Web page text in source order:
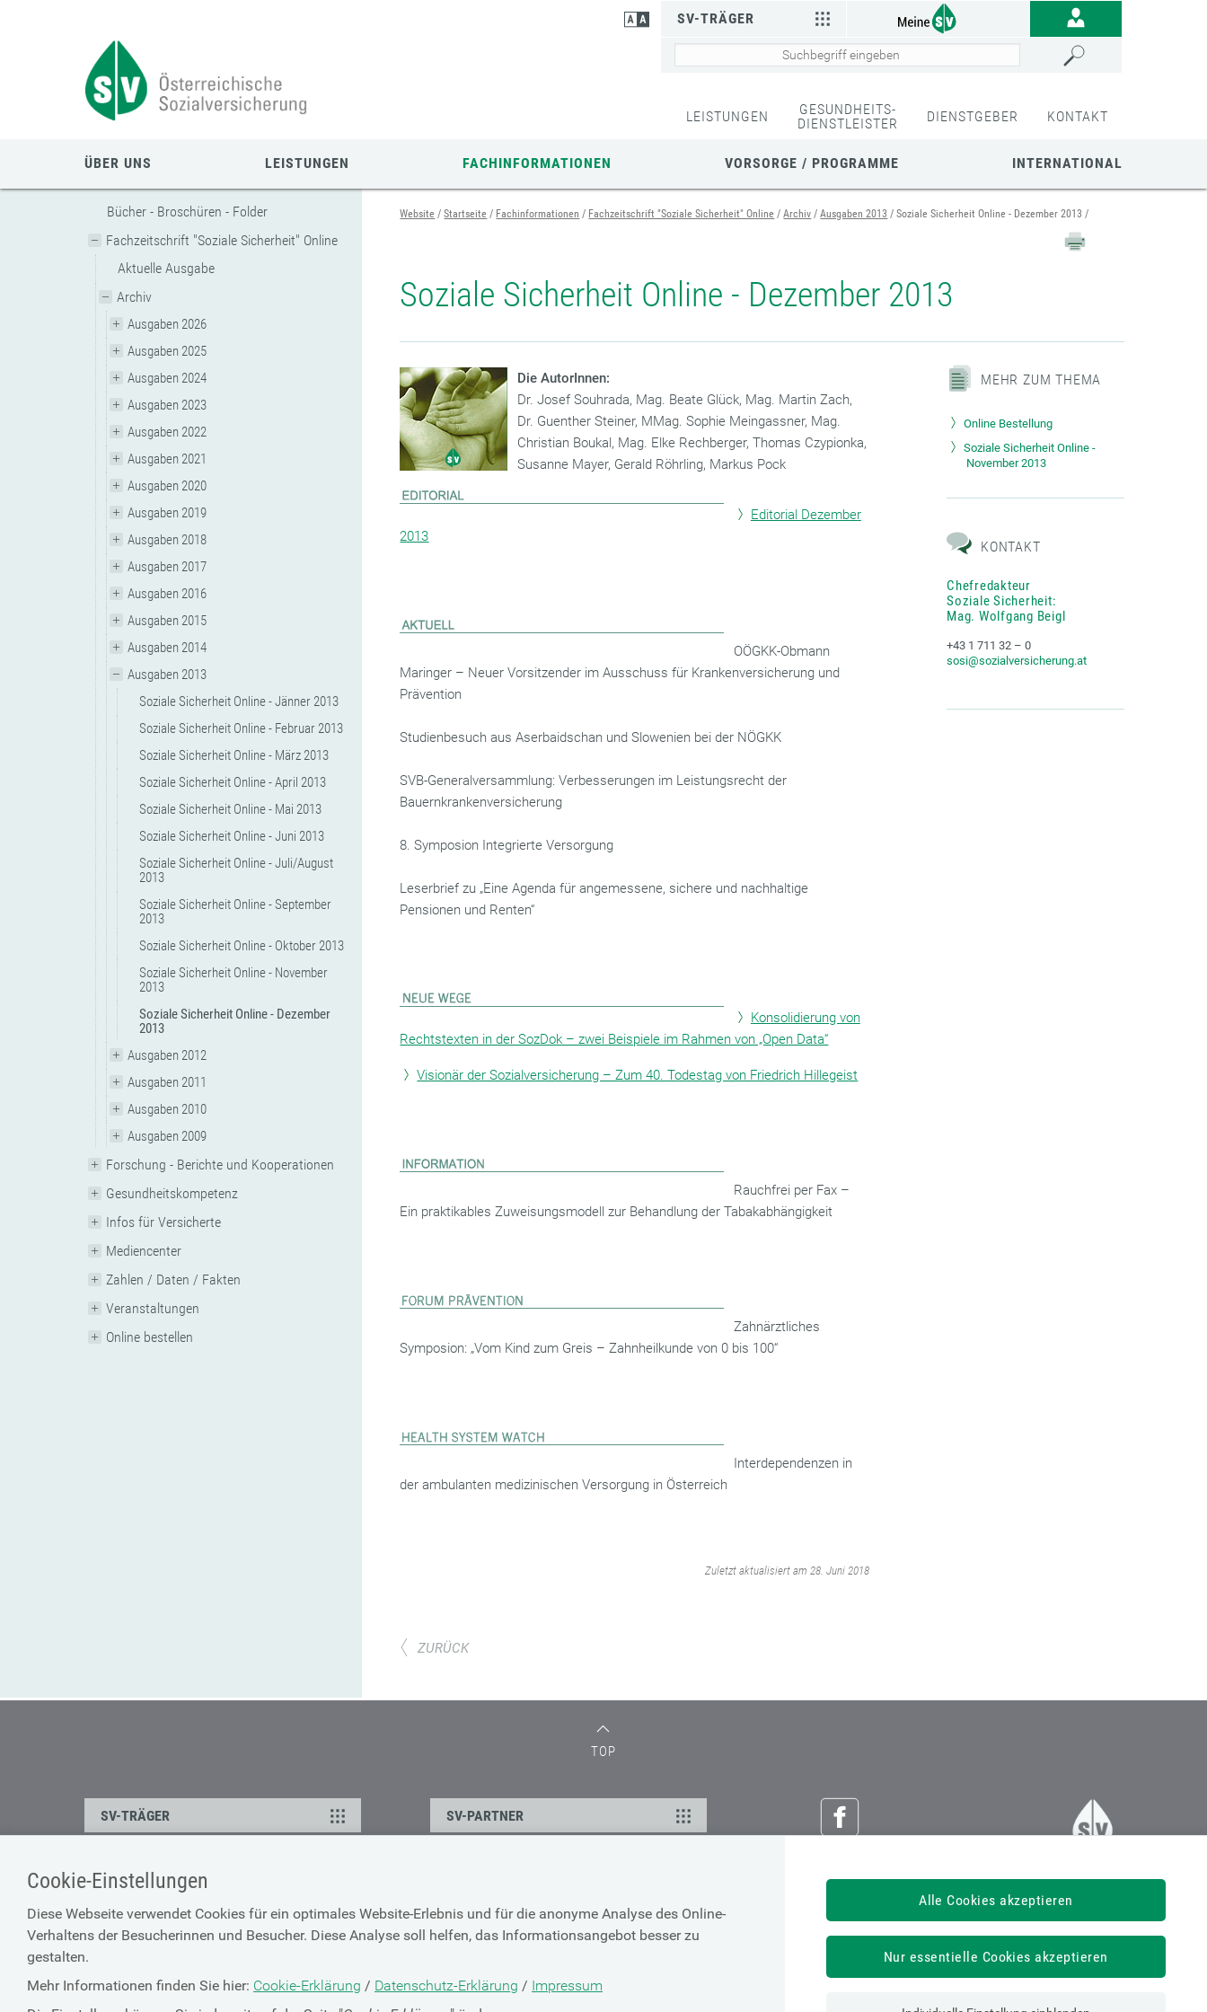
Cookie-Einstellungen
Diese Webseite verwendet Cookies für ein optimales Website-Erlebnis und für die anonyme Analyse des Online-
Verhaltens der Besucherinnen und Besucher. Diese Analyse soll helfen, das Informationsangebot besser zu
gestalten.
Mehr Informationen finden Sie hier: Cookie-Erklärung / Datenschutz-Erklärung / Impressum
Alle Cookies akzeptieren
Nur essentielle Cookies akzeptieren
SV-TRÄGER
LEISTUNGEN
GESUNDHEITS-
DIENSTLEISTER
DIENSTGEBER KONTAKT
ÜBER UNS LEISTUNGEN FACHINFORMATIONEN VORSORGE / PROGRAMME INTERNATIONAL
Bücher - Broschüren - Folder
Fachzeitschrift "Soziale Sicherheit" Online
Aktuelle Ausgabe
Archiv
Ausgaben 2026
Ausgaben 2025
Ausgaben 2024
Ausgaben 2023
Ausgaben 2022
Ausgaben 2021
Ausgaben 2020
Ausgaben 2019
Ausgaben 2018
Ausgaben 2017
Ausgaben 2016
Ausgaben 2015
Ausgaben 2014
Ausgaben 2013
Soziale Sicherheit Online - Jänner 2013
Soziale Sicherheit Online - Februar 2013
Soziale Sicherheit Online - März 2013
Soziale Sicherheit Online - April 2013
Soziale Sicherheit Online - Mai 2013
Soziale Sicherheit Online - Juni 2013
Soziale Sicherheit Online - Juli/August
2013
Soziale Sicherheit Online - September
2013
Soziale Sicherheit Online - Oktober 2013
Soziale Sicherheit Online - November
2013
Soziale Sicherheit Online - Dezember
2013
Ausgaben 2012
Ausgaben 2011
Ausgaben 2010
Ausgaben 2009
Forschung - Berichte und Kooperationen
Gesundheitskompetenz
Infos für Versicherte
Mediencenter
Zahlen / Daten / Fakten
Veranstaltungen
Online bestellen
Website Startseite Fachinformationen Fachzeitschrift "Soziale Sicherheit" Online Archiv Ausgaben 2013 Soziale Sicherheit Online - Dezember 2013
Soziale Sicherheit Online - Dezember 2013
Die AutorInnen:
Dr. Josef Souhrada, Mag. Beate Glück, Mag. Martin Zach,
Dr. Guenther Steiner, MMag. Sophie Meingassner, Mag.
Christian Boukal, Mag. Elke Rechberger, Thomas Czypionka,
Susanne Mayer, Gerald Röhrling, Markus Pock
Editorial Dezember
2013
OÖGKK-Obmann
Maringer – Neuer Vorsitzender im Ausschuss für Krankenversicherung und
Prävention
Studienbesuch aus Aserbaidschan und Slowenien bei der NÖGKK
SVB-Generalversammlung: Verbesserungen im Leistungsrecht der
Bauernkrankenversicherung
8. Symposion Integrierte Versorgung
Leserbrief zu „Eine Agenda für angemessene, sichere und nachhaltige
Pensionen und Renten“
Konsolidierung von
Rechtstexten in der SozDok – zwei Beispiele im Rahmen von „Open Data“
Visionär der Sozialversicherung – Zum 40. Todestag von Friedrich Hillegeist
Rauchfrei per Fax –
Ein praktikables Zuweisungsmodell zur Behandlung der Tabakabhängigkeit
Zahnärztliches
Symposion: „Vom Kind zum Greis – Zahnheilkunde von 0 bis 100“
Interdependenzen in
der ambulanten medizinischen Versorgung in Österreich
‌Zuletzt aktualisiert am 28. Juni 2018
MEHR ZUM THEMA
Online Bestellung
Soziale Sicherheit Online -
November 2013
KONTAKT
Chefredakteur
Soziale Sicherheit:
Mag. Wolfgang Beigl
+43 1 711 32 – 0
sosi@sozialversicherung.at
ZURÜCK
TOP
Österreichische Sozialversicherung
Dachverband der Sozialversicherungsträger
SV-TRÄGER SV-PARTNER
ÜBER UNS
Kontakt
Offene Stellen
Barrierefreiheitserklärung
Browser-Info & Sicherheit
Technische Unterstützung
Cookie-Erklärung
Datenschutz-Erklärung
Nutzungsbestimmungen